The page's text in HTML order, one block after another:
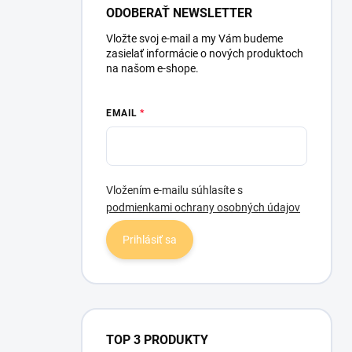
ODOBERAŤ NEWSLETTER
Vložte svoj e-mail a my Vám budeme
zasielať informácie o nových produktoch
na našom e-shope.
EMAIL
Vložením e-mailu súhlasíte s
podmienkami ochrany osobných údajov
Prihlásiť sa
TOP 3 PRODUKTY